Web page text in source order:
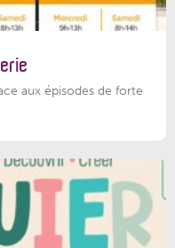
aux épisodes de forte